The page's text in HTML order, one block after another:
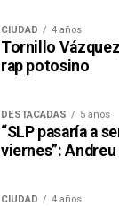
CIUDAD 4 años
Tornillo
rap potosino
DESTACADAS 5 años
“SLP pasaría a
viernes”: Andreu
CIUDAD 4 años